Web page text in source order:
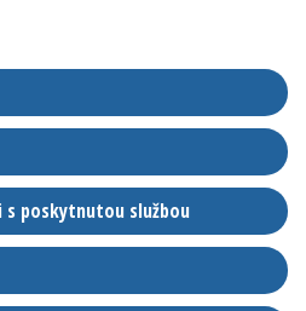
poskytnutou službou